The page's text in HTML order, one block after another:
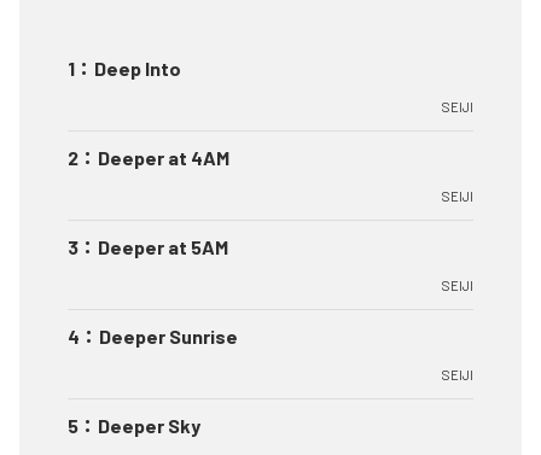
1 ： Deep Into
SEIJI
2 ： Deeper at 4AM
SEIJI
3 ： Deeper at 5AM
SEIJI
4 ： Deeper Sunrise
SEIJI
5 ： Deeper Sky